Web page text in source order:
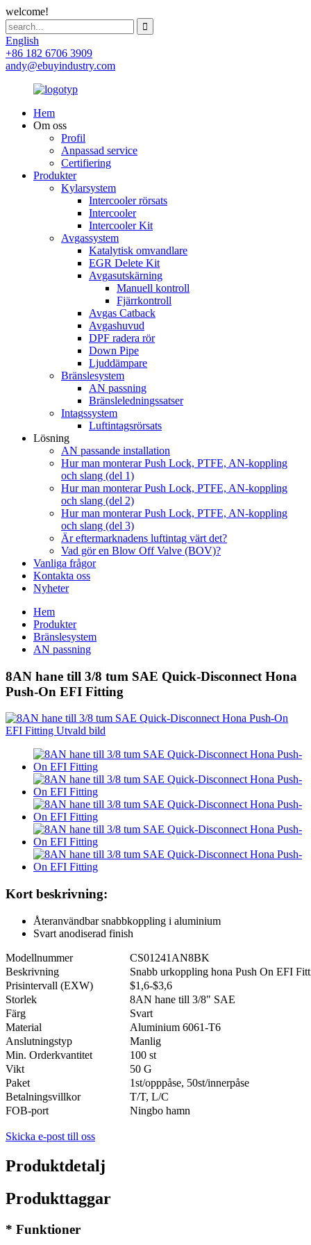
welcome!
English
+86 182 6706 3909
andy@ebuyindustry.com
Hem
Om oss
Profil
Anpassad service
Certifiering
Produkter
Kylarsystem
Intercooler rörsats
Intercooler
Intercooler Kit
Avgassystem
Katalytisk omvandlare
EGR Delete Kit
Avgasutskärning
Manuell kontroll
Fjärrkontroll
Avgas Catback
Avgashuvud
DPF radera rör
Down Pipe
Ljuddämpare
Bränslesystem
AN passning
Bränsleledningssatser
Intagssystem
Luftintagsrörsats
Lösning
AN passande installation
Hur man monterar Push Lock, PTFE, AN-koppling
och slang (del 1)
Hur man monterar Push Lock, PTFE, AN-koppling
och slang (del 2)
Hur man monterar Push Lock, PTFE, AN-koppling
och slang (del 3)
Är eftermarknadens luftintag värt det?
Vad gör en Blow Off Valve (BOV)?
Vanliga frågor
Kontakta oss
Nyheter
Hem
Produkter
Bränslesystem
AN passning
8AN hane till 3/8 tum SAE Quick-Disconnect Hona
Push-On EFI Fitting
Kort beskrivning:
Återanvändbar snabbkoppling i aluminium
Svart anodiserad finish
Modellnummer
CS01241AN8BK
Beskrivning
Snabb urkoppling hona Push On EFI
Prisintervall (EXW)
$1,6-$3,6
Storlek
8AN hane till 3/8" SAE
Färg
Svart
Material
Aluminium 6061-T6
Anslutningstyp
Manlig
Min. Orderkvantitet
100 st
Vikt
50 G
Paket
1st/opppåse, 50st/innerpåse
Betalningsvillkor
T/T, L/C
FOB-port
Ningbo hamn
Skicka e-post till oss
Produktdetalj
Produkttaggar
* Funktioner